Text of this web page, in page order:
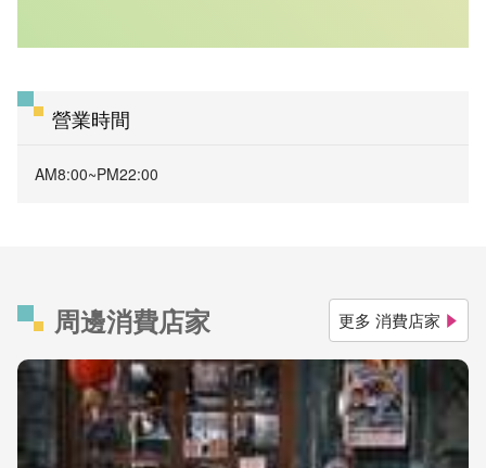
營業時間
AM8:00~PM22:00
周邊消費店家 更多 消費店家